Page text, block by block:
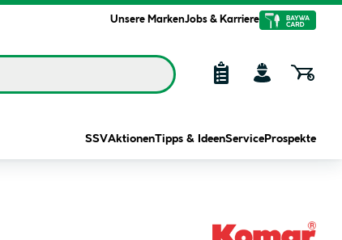
Unsere MarkenJobs & Karriere
SSVAktionenTipps & IdeenService Prospekte